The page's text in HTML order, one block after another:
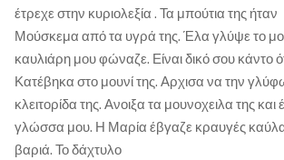
έτρεχε στην κυριολεξία . Τα μπούτια της ήταν
Μούσκεμα από τα υγρά της. Έλα γλύψε το
καυλιάρη μου φώναζε. Είναι δικό σου κάντο
Κατέβηκα στο μουνί της. Αρχισα να την
κλειτορίδα της. Ανοιξα τα μουνοχειλα της
γλώσσα μου. Η Μαρία έβγαζε κραυγές
βαριά. Το δάχτυλο